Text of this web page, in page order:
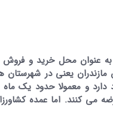
برنج سفید، به عنوان محل خرید و
یعنی در شهرستان
دارد و معمولا حدود یک ماه
می کنند. اما عمده